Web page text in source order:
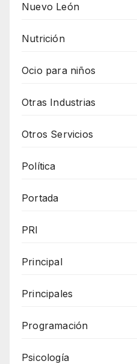
Nuevo León
Nutrición
Ocio para niños
Otras Industrias
Otros Servicios
Política
Portada
PRI
Principal
Principales
Programación
Psicología